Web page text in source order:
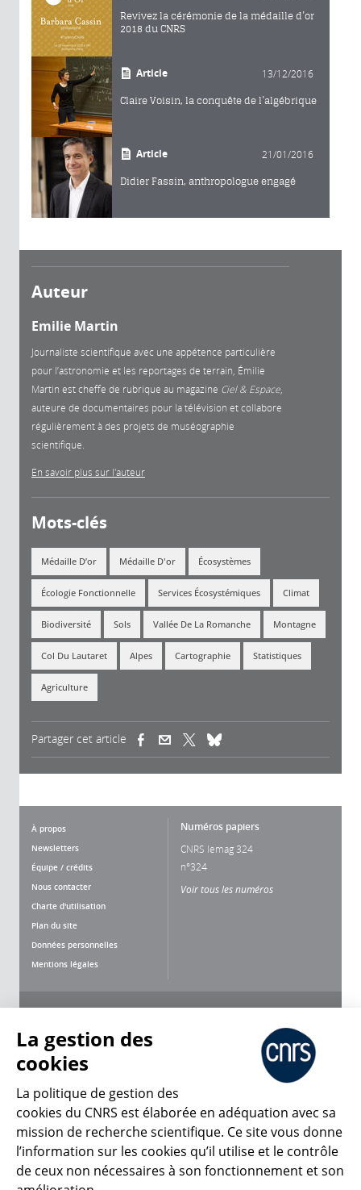
Revivez la cérémonie de la médaille d’or
2018 du CNRS
Article 13/12/2016
Claire Voisin, la conquête de l’algébrique
Article 21/01/2016
Didier Fassin, anthropologue engagé
Auteur
Emilie Martin
Journaliste scientifique avec une appétence particulière
pour l’astronomie et les reportages de terrain, Émilie
Martin est cheffe de rubrique au magazine Ciel & Espace
auteure de documentaires pour la télévision et collabore
régulièrement à des projets de muséographie
scientifique.
En savoir plus sur l'auteur
Mots-clés
Médaille D’or Médaille D'or Écosystèmes
Écologie Fonctionnelle Services Écosystémiques Climat
Biodiversité Sols Vallée De La Romanche Montagne
Col Du Lautaret Alpes Cartographie Statistiques
Agriculture
Partager cet article (link is external)(link is external)
À propos
Newsletters
Équipe / crédits
Nous contacter
Charte d'utilisation
Plan du site
Données personnelles
Mentions légales
Numéros papiers
CNRS lemag 324
n°324
Voir tous les numéros
CNRS Le Mag
© 2026, CNRS
La gestion des
cookies
La politique de gestion des
cookies du CNRS est élaborée en adéquation avec sa
mission de recherche scientifique. Ce site vous donne
l’information sur les cookies qu’il utilise et le contrôle
de ceux non nécessaires à son fonctionnement et son